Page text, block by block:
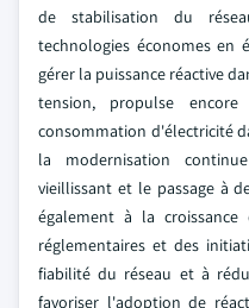
de stabilisation du
technologies économes en
gérer la puissance réactive
tension, propulse
consommation d'électricité
la modernisation
vieillissant et le passage à
également à la
réglementaires et des
fiabilité du réseau et à
favoriser l'adoption de